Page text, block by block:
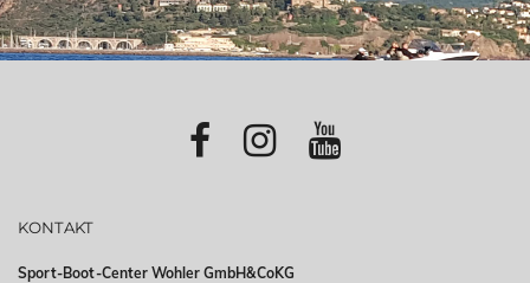
KONTAKT
Sport-Boot-Center Wohler GmbH&CoKG